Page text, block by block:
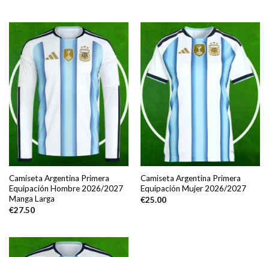
Camiseta Argentina Primera
Equipación Hombre 2026/2027
Manga Larga
€27.50
Camiseta Argentina Primera
Equipación Mujer 2026/2027
€25.00